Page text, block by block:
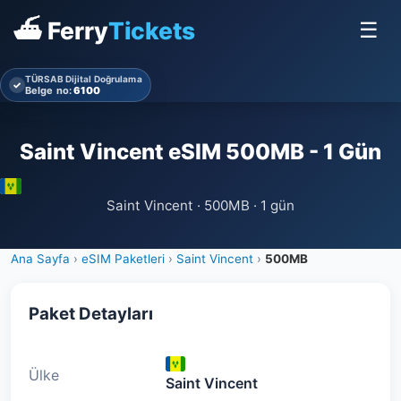
⛴ FerryTickets ☰
✓ TÜRSAB Dijital Doğrulama
Belge no:6100
Saint Vincent eSIM 500MB - 1 Gün
Saint Vincent · 500MB · 1 gün
Ana Sayfa › eSIM Paketleri › Saint Vincent › 500MB
Paket Detayları
Ülke Saint Vincent